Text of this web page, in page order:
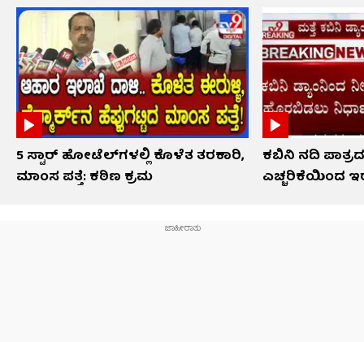
5 ಸ್ಟಾರ್ ಹೋಟೆಲ್​​ಗಳಲ್ಲಿ ಕೊಳೆತ ತರಕಾರಿ,
ಮಾಂಸ ಪತ್ತೆ: ಕಠಿಣ ಕ್ರಮ
ಕಬಿನಿ ನದಿ
ಎಚ್ಚರಿಕೆಯಿಂದ